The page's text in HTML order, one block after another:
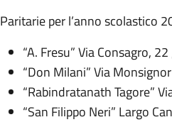
Paritarie per l’anno scolastico
“A. Fresu” Via Consagro, 22
“Don Milani” Via
“Rabindratanath Tagore”
“San Filippo Neri” Largo